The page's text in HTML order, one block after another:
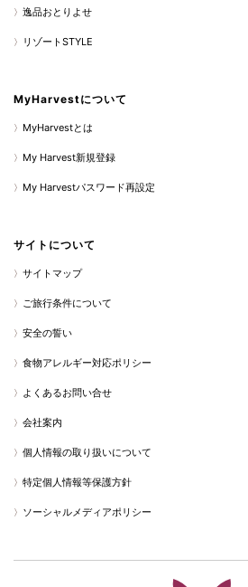
逸品おとりよせ
リゾートSTYLE
MyHarvestについて
MyHarvestとは
My Harvest新規登録
My Harvestパスワード再設定
サイトについて
サイトマップ
ご旅行条件について
安全の誓い
食物アレルギー対応ポリシー
よくあるお問い合せ
会社案内
個人情報の取り扱いについて
特定個人情報等保護方針
ソーシャルメディアポリシー